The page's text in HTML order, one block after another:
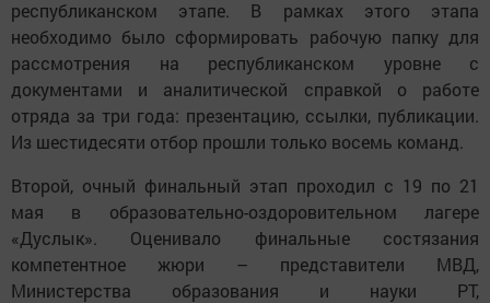
республиканском этапе. В рамках этого этапа
необходимо было сформировать рабочую папку для
рассмотрения на республиканском уровне с
документами и аналитической справкой о работе
отряда за три года: презентацию, ссылки, публикации.
Из шестидесяти отбор прошли только восемь команд.
Второй, очный финальный этап проходил с 19 по 21
мая в образовательно-оздоровительном лагере
«Дуслык». Оценивало финальные состязания
компетентное жюри – представители МВД,
Министерства образования и науки РТ,